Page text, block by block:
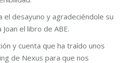
el desayuno y agradeciéndole su
el libro de ABE.
y cuenta que ha traído unos
de Nexus para que nos